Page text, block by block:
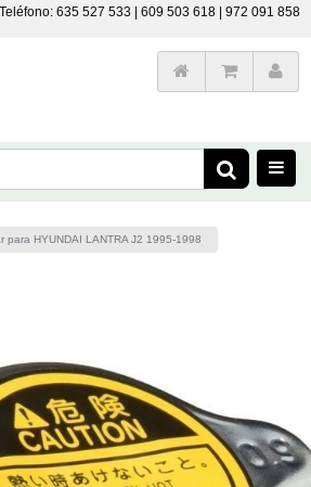
635 527 533 | 609 503 618 | 972 091 858
para HYUNDAI LANTRA J2 1995-1998